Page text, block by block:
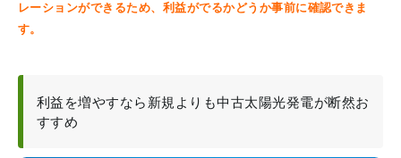
レーションができるため、利益がでるかどうか事前に確認できま
す。
利益を増やすなら新規よりも中古太陽光発電が断然お
すすめ